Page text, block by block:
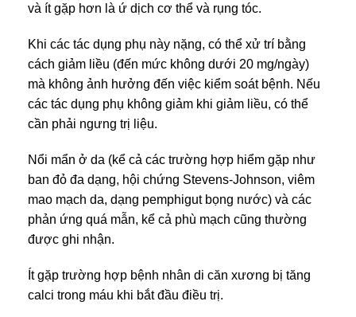
và ít gặp hơn là ứ dịch cơ thể và rụng tóc.
Khi các tác dụng phụ này nặng, có thể xử trí bằng
cách giảm liều (đến mức không dưới 20 mg/ngày)
mà không ảnh hưởng đến việc kiểm soát bệnh. Nếu
các tác dụng phụ không giảm khi giảm liều, có thể
cần phải ngưng trị liệu.
Nổi mẩn ở da (kể cả các trường hợp hiểm gặp như
ban đỏ đa dạng, hội chứng Stevens-Johnson, viêm
mao mạch da, dạng pemphigut bọng nước) và các
phản ứng quá mẫn, kể cả phù mạch cũng thường
được ghi nhận.
Ít gặp trường hợp bệnh nhân di căn xương bị tăng
calci trong máu khi bắt đầu điều trị.